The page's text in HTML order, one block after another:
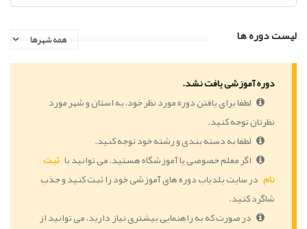
لیست دوره ها
دوره آموزشی یافت نشد.
لطفا برای یافتن دوره مورد نظر خود، به استان و شهر مورد
نظرتان توجه کنید.
لطفا به دسته بندی و رشته خود توجه کنید.
اگر معلم خصوصی یا آموزشگاه هستید، می توانید با ثبت
نام در سایت بلدیاب دوره های آموزشی خود را ثبت کنید و جذب
شاگرد کنید.
در صورت که به راهنمایی بیشتری نیاز دارید، می توانید از